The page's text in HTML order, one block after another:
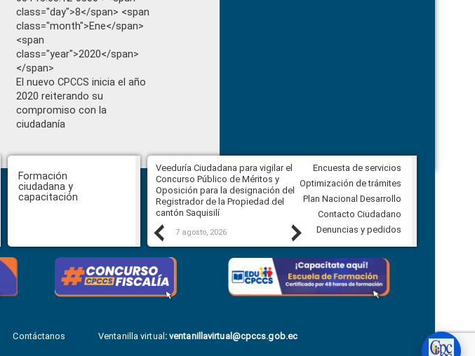
class="day">8</span> <span
class="month">Ene</span>
<span
class="year">2020</span>
</span>
El nuevo CPCCS inicia el año
2020 reiterando su
compromiso con la
ciudadanía
Formación
ciudadana y
capacitación
Previous
CPCCS aprueba convocatoria a
Veeduría para designación de la
autoridad de la SOT
Veeduría Ciudadana para vigilar el
Concurso Público de Méritos y
Oposición para la designación del
Registrador de la Propiedad del
cantón Saquisilí
7 agosto, 2026
Veeduría Ciudadana para vigilar la
construcción del asfaltado de
Ballenita del cantón Santa Elena
7 agosto, 2026
Next
Encuesta de servicios
Optimización de trámites
Plan Nacional Desarrollo
Contacto Ciudadano
Denuncias y pedidos
Contáctanos Ventanilla virtual:ventanillavirtual@cpccs.gob.ec